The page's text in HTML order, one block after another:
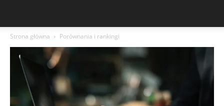
Strona główna Porównania i rankingi